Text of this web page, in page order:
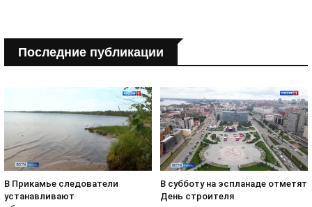
Последние публикации
В Прикамье следователи
устанавливают
В субботу на эспланаде отметят
День строителя